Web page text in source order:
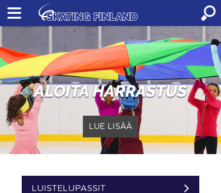
Skip
content
LUE LISÄÄ
LUISTELUPASSIT